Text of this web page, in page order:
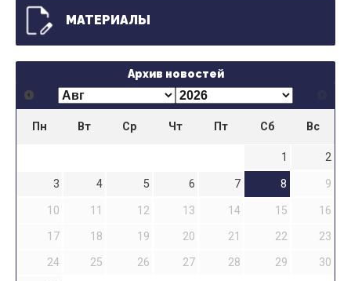
МАТЕРИАЛЫ
Архив новостей
Пн Вт Ср Чт Пт Сб Вс
1
2
3
4 5 6 7 8
9
10
11 12 13 14 15
16
17
18 19 20 21 22
23
24
25 26 27 28 29
30